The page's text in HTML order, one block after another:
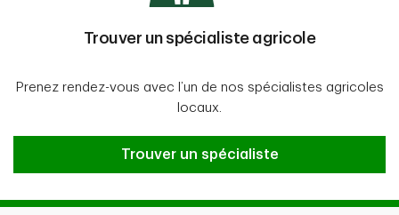
Trouver un spécialiste agricole
Prenez rendez-vous avec l’un de nos spécialistes agricoles
locaux.
Trouver un spécialiste agricole
Trouver un spécialiste